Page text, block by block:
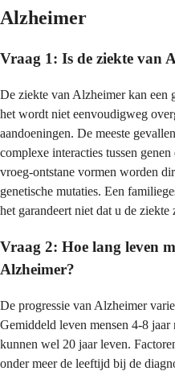
Alzheimer
Vraag 1: Is de ziekte van
De ziekte van Alzheimer kan een
het wordt niet eenvoudigweg
aandoeningen. De meeste
complexe interacties tussen
vroeg-ontstane vormen worden
genetische mutaties. Een
het garandeert niet dat u de
Vraag 2: Hoe lang leven
Alzheimer?
De progressie van Alzheimer
Gemiddeld leven mensen 4-8 jaar
kunnen wel 20 jaar leven.
onder meer de leeftijd bij de